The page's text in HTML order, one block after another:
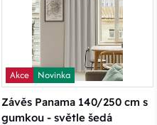
Akce
Novinka
Závěs Panama 140/250 cm s
gumkou - světle šedá